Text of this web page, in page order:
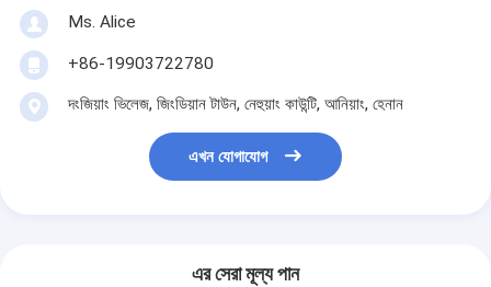
Ms. Alice
+86-19903722780
দংজিয়াং ভিলেজ, জিংডিয়ান টাউন, নেহুয়াং কাউন্টি, আনিয়াং, হেনান
এখন যোগাযোগ
এর সেরা মূল্য পান